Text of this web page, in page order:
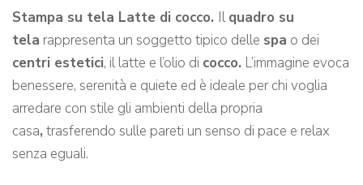
Stampa su tela Latte di cocco. Ilquadro su
tela rappresenta un soggetto tipico delle spa o dei
centri estetici, il latte e l’olio di cocco. L’immagine evoca
benessere, serenità e quiete ed è ideale per chi voglia
arredare con stile gli ambienti della propria
casa, trasferendo sulle pareti un senso di pace e relax
senza eguali.